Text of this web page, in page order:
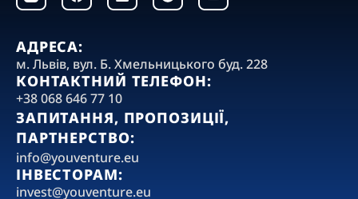
c
b
o
o
k
n
d
i
n
l
r
a
m
u
b
e
АДРЕСА:
‍м. Львів, вул. Б. Хмельницького буд. 228
КОНТАКТНИЙ ТЕЛЕФОН:
+38 068 646 77 10
ЗАПИТАННЯ, ПРОПОЗИЦІЇ,
ПАРТНЕРСТВО:
‍info@youventure.eu
ІНВЕСТОРАМ:
invest@youventure.eu